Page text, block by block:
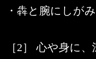
・犇と腕にしが
［2］ 心や身に